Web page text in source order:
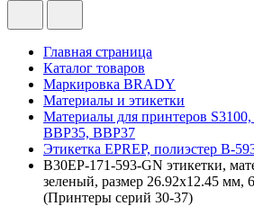
Главная страница
Каталог товаров
Маркировка BRADY
Материалы и этикетки
Материалы для принтеров
BBP35, BBP37
Этикетка EPREP, полиэстер В-
B30EP-171-593-GN этикетки,
зеленый, размер 26.92х12.45 мм,
(Принтеры серий 30-37)